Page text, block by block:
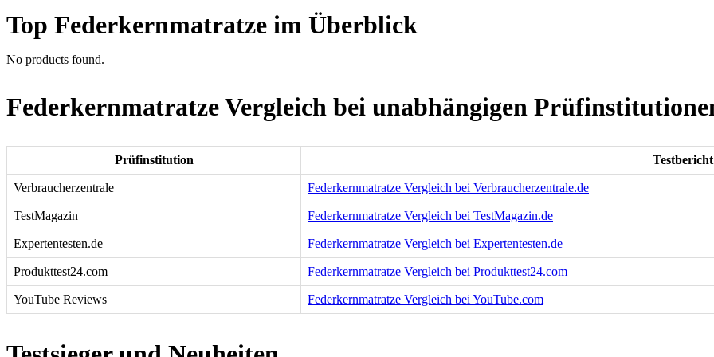
Top Federkernmatratze im Überblick
No products found.
Federkernmatratze Vergleich bei unabhängigen
Prüfinstitution Testbericht
Verbraucherzentrale Federkernmatratze Vergleich bei Verbraucherzentrale.de
TestMagazin Federkernmatratze Vergleich bei TestMagazin.de
Expertentesten.de Federkernmatratze Vergleich bei Expertentesten.de
Produkttest24.com Federkernmatratze Vergleich bei Produkttest24.com
YouTube Reviews Federkernmatratze Vergleich bei YouTube.com